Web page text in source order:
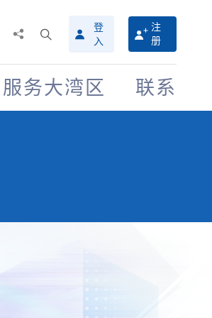
搜
寻
介
面
登
入
注
册
服务大湾区 联系